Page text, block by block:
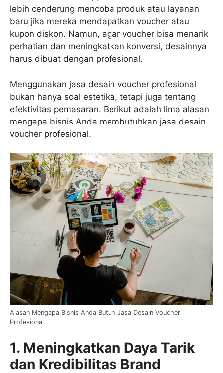
lebih cenderung mencoba produk atau layanan
baru jika mereka mendapatkan voucher atau
kupon diskon. Namun, agar voucher bisa menarik
perhatian dan meningkatkan konversi, desainnya
harus dibuat dengan profesional.
Menggunakan jasa desain voucher profesional
bukan hanya soal estetika, tetapi juga tentang
efektivitas pemasaran. Berikut adalah lima alasan
mengapa bisnis Anda membutuhkan jasa desain
voucher profesional.
Alasan Mengapa Bisnis Anda Butuh Jasa Desain Voucher
Profesional
1. Meningkatkan Daya Tarik
dan Kredibilitas Brand